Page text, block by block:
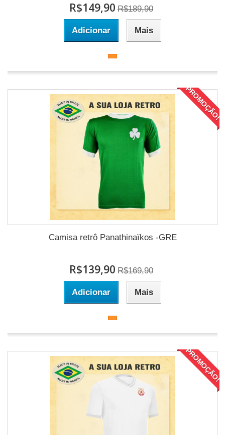
R$149,90 R$189,90
Adicionar Mais
PROMOÇÃO!
Camisa retrô Panathinaïkos -GRE
R$139,90 R$169,90
Adicionar Mais
PROMOÇÃO!